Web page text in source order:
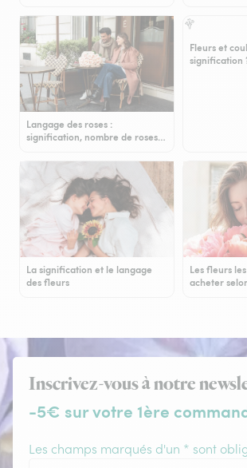
Langage des roses :
signification, nombre de roses…
Fleurs et
signification
La signification et le langage
des fleurs
Les fleurs
acheter
Inscrivez-vous à notre
-5€ sur votre 1ère
Les champs marqués d'un * sont